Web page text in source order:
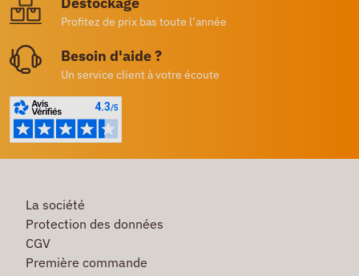
Profitez de prix bas toute l’année
Besoin d'aide ?
Un service client à votre écoute
La société
Protection des données
CGV
Première commande